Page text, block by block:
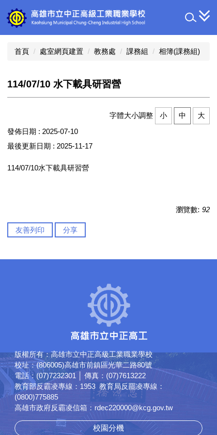
到
主
首頁 處室網頁建置 教務處 課務組 相簿(課務組)
114/07/10 水下載具研習營
字體大小調整 小 中
大
發佈日期 : 2025-07-10
最後更新日期 : 2025-11-17
114/07/10水下載具研習營
瀏覽數: 92
友善列印 分享
版權所有：高雄市立中正高級工業職業學校
校址：(806005)高雄市前鎮區光華二路80號
電話：(07)7232301 │ 傳真：(07)7613222
教育部反霸凌專線：1953 教育局反罷凌專線：
(0800)775885
高雄市政府反霸凌信箱：rdec220000@kcg.gov.tw
校園分機